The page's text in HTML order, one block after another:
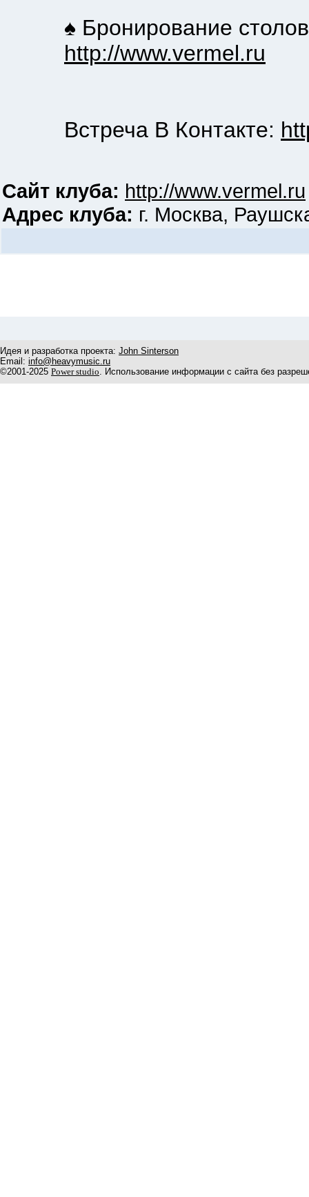
♠ Бронирование столов,
http://www.vermel.ru
Встреча В Контакте:
Сайт клуба: http://www.vermel.ru
Адрес клуба: г. Москва,
Идея и разработка проекта: John Sinterson
Email: info@heavymusic.ru
©2001-2025 Power studio. Использование информации с сайта без